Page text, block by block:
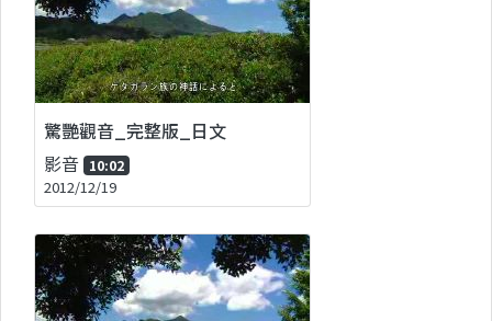
驚艷觀音_完整版_日文
影音 10:02
2012/12/19